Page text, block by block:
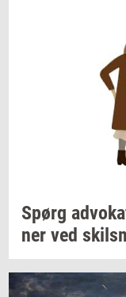
Spørg
ner ved